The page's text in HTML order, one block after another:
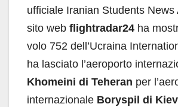
ufficiale Iranian Students News
sito web flightradar24 ha
volo 752 dell’Ucraina
ha lasciato l’aeroporto
Khomeini di Teheran per
internazionale Boryspil di Kiev